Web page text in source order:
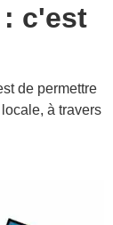
c'est
de permettre
à travers